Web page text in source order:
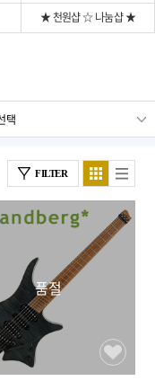
★ 천원샵 ☆ 나눔샵 ★
FILTER
품절